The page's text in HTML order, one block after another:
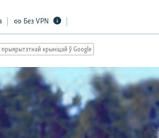
Без VPN
прыярытэтнай крыніцай ў Google